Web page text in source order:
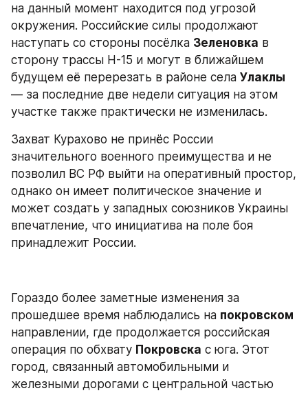
на данный момент находится под угрозой
окружения. Российские силы продолжают
наступать со стороны посёлка Зеленовка в
сторону трассы Н-15 и могут в ближайшем
будущем её перерезать в районе села Улаклы
— за последние две недели ситуация на этом
участке также практически не изменилась.
Захват Курахово не принёс России
значительного военного преимущества и не
позволил ВС РФ выйти на оперативный простор,
однако он имеет политическое значение и
может создать у западных союзников Украины
впечатление, что инициатива на поле боя
принадлежит России.
Гораздо более заметные изменения за
прошедшее время наблюдались на покровском
направлении, где продолжается российская
операция по обхвату Покровска с юга. Этот
город, связанный автомобильными и
железными дорогами с центральной частью